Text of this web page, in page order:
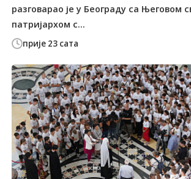
прије 23 сата
разговарао је у Београду са Његовом
патријархом с...